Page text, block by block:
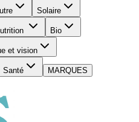
Solaire
Bio
et vision
Santé MARQUES